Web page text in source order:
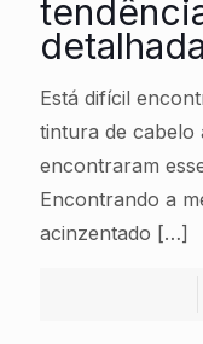
Está difícil
tintura de cabelo
encontraram
Encontrando a
acinzentado […]